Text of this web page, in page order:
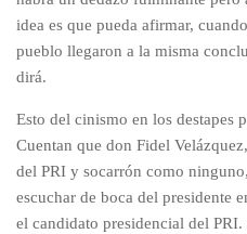
idea es que pueda afirmar,
pueblo llegaron a la misma
dirá.
Esto del cinismo en los destapes
Cuentan que don Fidel
del PRI y socarrón como
escuchar de boca del presidente
el candidato presidencial del